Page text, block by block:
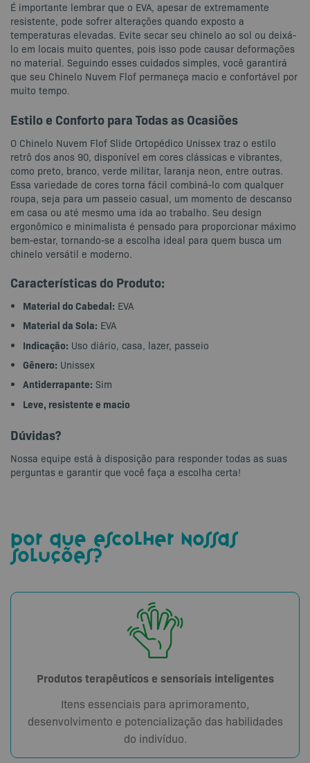
É importante lembrar que o EVA, apesar de extremamente
resistente, pode sofrer alterações quando exposto a
temperaturas elevadas. Evite secar seu chinelo ao sol ou deixá-
lo em locais muito quentes, pois isso pode causar deformações
no material. Seguindo esses cuidados simples, você garantirá
que seu Chinelo Nuvem Flof permaneça macio e confortável por
muito tempo.
Estilo e Conforto para Todas as Ocasiões
O Chinelo Nuvem Flof Slide Ortopédico Unissex traz o estilo
retrô dos anos 90, disponível em cores clássicas e vibrantes,
como preto, branco, verde militar, laranja neon, entre outras.
Essa variedade de cores torna fácil combiná-lo com qualquer
roupa, seja para um passeio casual, um momento de descanso
em casa ou até mesmo uma ida ao trabalho. Seu design
ergonômico e minimalista é pensado para proporcionar máximo
bem-estar, tornando-se a escolha ideal para quem busca um
chinelo versátil e moderno.
Características do Produto:
Material do Cabedal: EVA
Material da Sola: EVA
Indicação: Uso diário, casa, lazer, passeio
Gênero: Unissex
Antiderrapante: Sim
Leve, resistente e macio
Dúvidas?
Nossa equipe está à disposição para responder todas as suas
perguntas e garantir que você faça a escolha certa!
por que escolher nossas
soluções?
Produtos terapêuticos e sensoriais inteligentes
Itens essenciais para aprimoramento,
desenvolvimento e potencialização das habilidades
do indivíduo.